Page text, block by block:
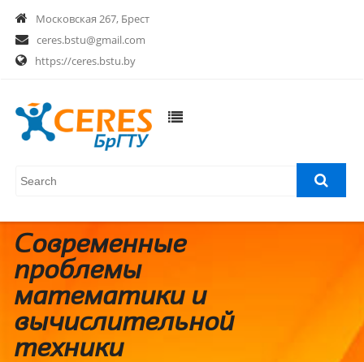
Московская 267, Брест
ceres.bstu@gmail.com
https://ceres.bstu.by
Современные
проблемы
математики и
вычислительной
техники